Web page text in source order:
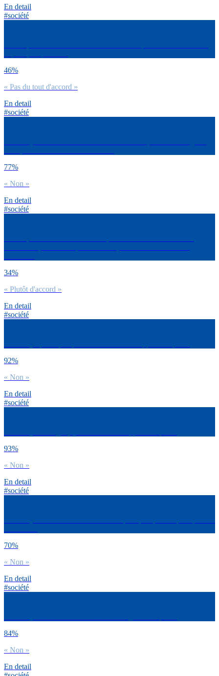
En detail
#société
46%
« Pas du tout d'accord »
En detail
#société
77%
« Non »
En detail
#société
34%
« Plutôt d'accord »
En detail
#société
92%
« Non »
En detail
#société
93%
« Non »
En detail
#société
70%
« Non »
En detail
#société
84%
« Non »
En detail